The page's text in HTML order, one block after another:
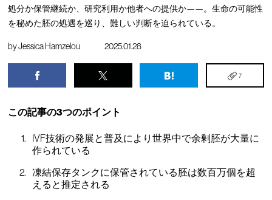
処分か保管継続か、研究利用か他者への提供か——。生命の可能性
を秘めた胚の処遇を巡り、難しい判断を迫られている。
byJessica Hamzelou 2025.01.28
7
この記事の3つのポイント
IVF技術の発展と普及により世界中で余剰胚が大量に
作られている
凍結保存タンクに保管されている胚は数百万個を超
えると推定される